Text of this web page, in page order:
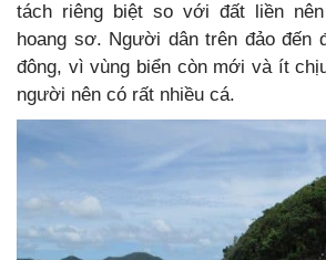
tách riêng biệt so với đất liền
hoang sơ. Người dân trên đảo đến
đông, vì vùng biển còn mới và ít
người nên có rất nhiều cá.